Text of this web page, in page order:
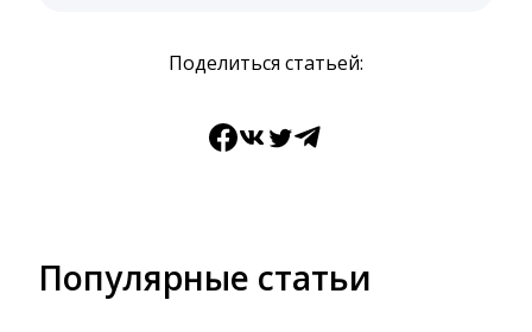
Поделиться статьей:
Facebook
ВКонтакте
Twitter
Telegram
Популярные статьи